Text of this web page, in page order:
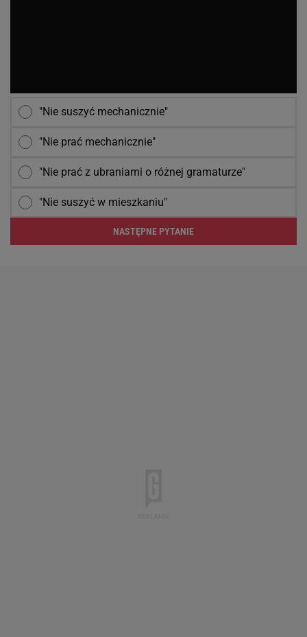
"Nie suszyć mechanicznie"
"Nie prać mechanicznie"
"Nie prać z ubraniami o różnej gramaturze"
"Nie suszyć w mieszkaniu"
NASTĘPNE PYTANIE